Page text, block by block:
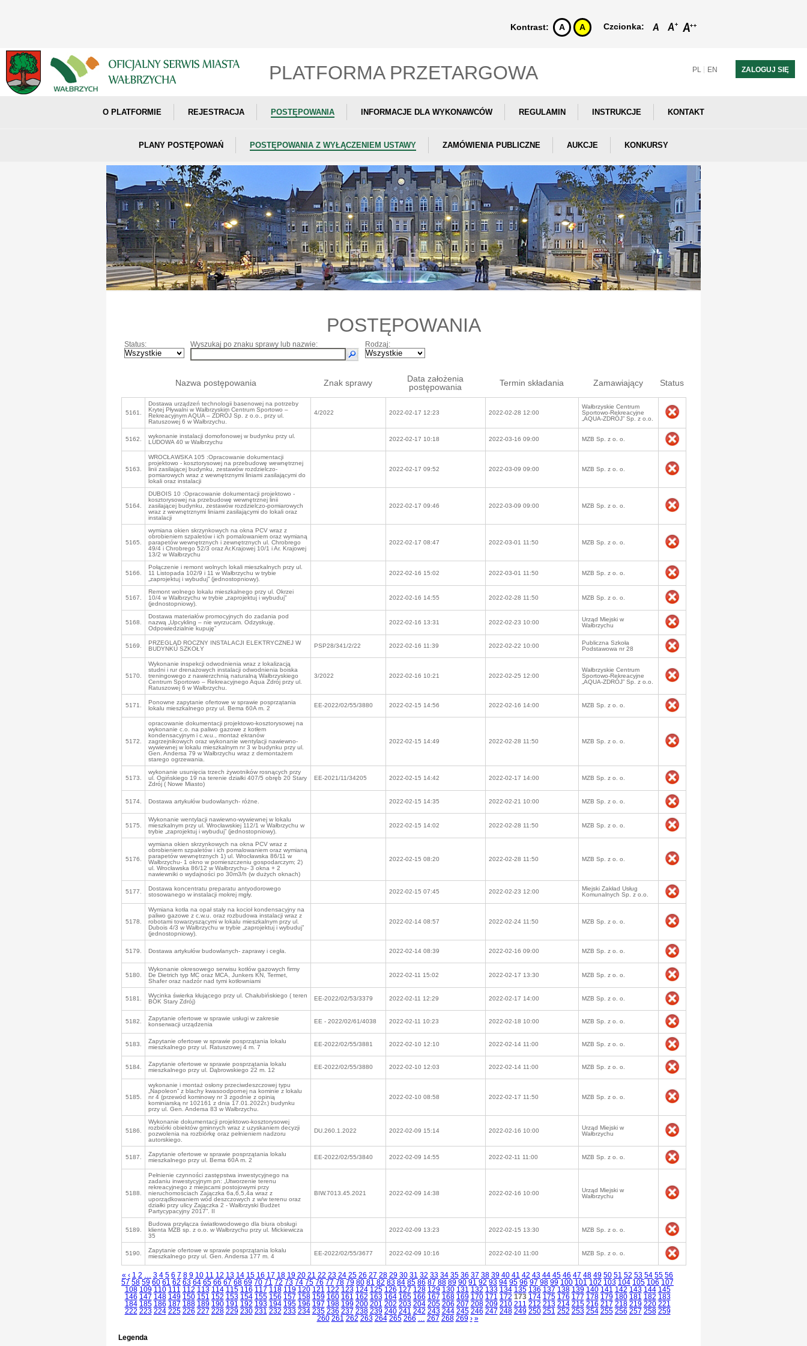
Czcionka:
Kontrast: A A
PLATFORMA PRZETARGOWA PL EN ZALOGUJ SIĘ
O PLATFORMIE REJESTRACJA POSTĘPOWANIA INFORMACJE DLA WYKONAWCÓW REGULAMIN INSTRUKCJE KONTAKT
PLANY POSTĘPOWAŃ POSTĘPOWANIA Z WYŁĄCZENIEM USTAWY ZAMÓWIENIA PUBLICZNE AUKCJE KONKURSY
POSTĘPOWANIA
Status: Wyszukaj po znaku sprawy lub nazwie: Rodzaj:
Nazwa postępowania Znak sprawy
Data założenia
postępowania
Termin składania Zamawiający Status
5161.
Dostawa urządzeń technologii basenowej na potrzeby
Krytej Pływalni w Wałbrzyskim Centrum Sportowo –
Rekreacyjnym AQUA – ZDRÓJ Sp. z o.o., przy ul.
Ratuszowej 6 w Wałbrzychu.
4/2022 2022-02-17 12:23 2022-02-28 12:00
Wałbrzyskie Centrum
Sportowo-Rekreacyjne
„AQUA-ZDRÓJ” Sp. z o.o.
5162.
wykonanie instalacji domofonowej w budynku przy ul.
LUDOWA 40 w Wałbrzychu
2022-02-17 10:18 2022-03-16 09:00 MZB Sp. z o. o.
5163.
WROCŁAWSKA 105 :Opracowanie dokumentacji
projektowo - kosztorysowej na przebudowę wewnętrznej
linii zasilającej budynku, zestawów rozdzielczo-
pomiarowych wraz z wewnętrznymi liniami zasilającymi do
lokali oraz instalacji
2022-02-17 09:52 2022-03-09 09:00 MZB Sp. z o. o.
5164.
DUBOIS 10 :Opracowanie dokumentacji projektowo -
kosztorysowej na przebudowę wewnętrznej linii
zasilającej budynku, zestawów rozdzielczo-pomiarowych
wraz z wewnętrznymi liniami zasilającymi do lokali oraz
instalacji
2022-02-17 09:46 2022-03-09 09:00 MZB Sp. z o. o.
5165.
wymiana okien skrzynkowych na okna PCV wraz z
obrobieniem szpaletów i ich pomalowaniem oraz wymianą
parapetów wewnętrznych i zewnętrznych ul. Chrobrego
49/4 i Chrobrego 52/3 oraz Ar.Krajowej 10/1 i Ar. Krajowej
13/2 w Wałbrzychu
2022-02-17 08:47 2022-03-01 11:50 MZB Sp. z o. o.
5166.
Połączenie i remont wolnych lokali mieszkalnych przy ul.
11 Listopada 102/9 i 11 w Wałbrzychu w trybie
„zaprojektuj i wybuduj” (jednostopniowy).
2022-02-16 15:02 2022-03-01 11:50 MZB Sp. z o. o.
5167.
Remont wolnego lokalu mieszkalnego przy ul. Okrzei
10/4 w Wałbrzychu w trybie „zaprojektuj i wybuduj”
(jednostopniowy).
2022-02-16 14:55 2022-02-28 11:50 MZB Sp. z o. o.
5168.
Dostawa materiałów promocyjnych do zadania pod
nazwą „Upcykling – nie wyrzucam. Odzyskuję.
Odpowiedzialnie kupuję”
2022-02-16 13:31 2022-02-23 10:00
Urząd Miejski w
Wałbrzychu
5169.
PRZEGLĄD ROCZNY INSTALACJI ELEKTRYCZNEJ W
BUDYNKU SZKOŁY
PSP28/341/2/22 2022-02-16 11:39 2022-02-22 10:00
Publiczna Szkoła
Podstawowa nr 28
5170.
Wykonanie inspekcji odwodnienia wraz z lokalizacją
studni i rur drenażowych instalacji odwodnienia boiska
treningowego z nawierzchnią naturalną Wałbrzyskiego
Centrum Sportowo – Rekreacyjnego Aqua Zdrój przy ul.
Ratuszowej 6 w Wałbrzychu.
3/2022 2022-02-16 10:21 2022-02-25 12:00
Wałbrzyskie Centrum
Sportowo-Rekreacyjne
„AQUA-ZDRÓJ” Sp. z o.o.
5171.
Ponowne zapytanie ofertowe w sprawie posprzątania
lokalu mieszkalnego przy ul. Bema 60A m. 2
EE-2022/02/55/3880 2022-02-15 14:56 2022-02-16 14:00 MZB Sp. z o. o.
5172.
opracowanie dokumentacji projektowo-kosztorysowej na
wykonanie c.o. na paliwo gazowe z kotłem
kondensacyjnym i c.w.u., montaż ekranów
zagrzejnikowych oraz wykonanie wentylacji nawiewno-
wywiewnej w lokalu mieszkalnym nr 3 w budynku przy ul.
Gen. Andersa 79 w Wałbrzychu wraz z demontażem
starego ogrzewania.
2022-02-15 14:49 2022-02-28 11:50 MZB Sp. z o. o.
5173.
wykonanie usunięcia trzech żywotników rosnących przy
ul. Ogińskiego 19 na terenie działki 407/5 obręb 20 Stary
Zdrój ( Nowe Miasto)
EE-2021/11/34205 2022-02-15 14:42 2022-02-17 14:00 MZB Sp. z o. o.
5174. Dostawa artykułów budowlanych- różne. 2022-02-15 14:35 2022-02-21 10:00 MZB Sp. z o. o.
5175.
Wykonanie wentylacji nawiewno-wywiewnej w lokalu
mieszkalnym przy ul. Wrocławskiej 112/1 w Wałbrzychu w
trybie „zaprojektuj i wybuduj” (jednostopniowy).
2022-02-15 14:02 2022-02-28 11:50 MZB Sp. z o. o.
5176.
wymiana okien skrzynkowych na okna PCV wraz z
obrobieniem szpaletów i ich pomalowaniem oraz wymianą
parapetów wewnętrznych 1) ul. Wrocławska 86/11 w
Wałbrzychu- 1 okno w pomieszczeniu gospodarczym; 2)
ul. Wrocławska 86/12 w Wałbrzychu- 3 okna + 2
nawiewniki o wydajności po 30m3/h (w dużych oknach)
2022-02-15 08:20 2022-02-28 11:50 MZB Sp. z o. o.
5177.
Dostawa koncentratu preparatu antyodorowego
stosowanego w instalacji mokrej mgły.
2022-02-15 07:45 2022-02-23 12:00
Miejski Zakład Usług
Komunalnych Sp. z o.o.
5178.
Wymiana kotła na opał stały na kocioł kondensacyjny na
paliwo gazowe z c.w.u. oraz rozbudowa instalacji wraz z
robotami towarzyszącymi w lokalu mieszkalnym przy ul.
Dubois 4/3 w Wałbrzychu w trybie „zaprojektuj i wybuduj”
(jednostopniowy).
2022-02-14 08:57 2022-02-24 11:50 MZB Sp. z o. o.
5179. Dostawa artykułów budowlanych- zaprawy i cegła. 2022-02-14 08:39 2022-02-16 09:00 MZB Sp. z o. o.
5180.
Wykonanie okresowego serwisu kotłów gazowych firmy
De Dietrich typ MC oraz MCA, Junkers KN, Termet,
Shafer oraz nadzór nad tymi kotłowniami
2022-02-11 15:02 2022-02-17 13:30 MZB Sp. z o. o.
5181.
Wycinka świerka kłującego przy ul. Chałubińskiego ( teren
BOK Stary Zdrój)
EE-2022/02/53/3379 2022-02-11 12:29 2022-02-17 14:00 MZB Sp. z o. o.
5182.
Zapytanie ofertowe w sprawie usługi w zakresie
konserwacji urządzenia
EE - 2022/02/61/4038 2022-02-11 10:23 2022-02-18 10:00 MZB Sp. z o. o.
5183.
Zapytanie ofertowe w sprawie posprzątania lokalu
mieszkalnego przy ul. Ratuszowej 4 m. 7
EE-2022/02/55/3881 2022-02-10 12:10 2022-02-14 11:00 MZB Sp. z o. o.
5184.
Zapytanie ofertowe w sprawie posprzątania lokalu
mieszkalnego przy ul. Dąbrowskiego 22 m. 12
EE-2022/02/55/3880 2022-02-10 12:03 2022-02-14 11:00 MZB Sp. z o. o.
5185.
wykonanie i montaż osłony przeciwdeszczowej typu
„Napoleon” z blachy kwasoodpornej na kominie z lokalu
nr 4 (przewód kominowy nr 3 zgodnie z opinią
kominiarską nr 102161 z dnia 17.01.2022r.) budynku
przy ul. Gen. Andersa 83 w Wałbrzychu.
2022-02-10 08:58 2022-02-17 11:50 MZB Sp. z o. o.
5186.
Wykonanie dokumentacji projektowo-kosztorysowej
rozbiórki obiektów gminnych wraz z uzyskaniem decyzji
pozwolenia na rozbiórkę oraz pełnieniem nadzoru
autorskiego.
DU.260.1.2022 2022-02-09 15:14 2022-02-16 10:00
Urząd Miejski w
Wałbrzychu
5187.
Zapytanie ofertowe w sprawie posprzątania lokalu
mieszkalnego przy ul. Bema 60A m. 2
EE-2022/02/55/3840 2022-02-09 14:55 2022-02-11 11:00 MZB Sp. z o. o.
5188.
Pełnienie czynności zastępstwa inwestycyjnego na
zadaniu inwestycyjnym pn: „Utworzenie terenu
rekreacyjnego z miejscami postojowymi przy
nieruchomościach Zajączka 6a,6,5,4a wraz z
uporządkowaniem wód deszczowych z w/w terenu oraz
działki przy ulicy Zajączka 2 - Wałbrzyski Budżet
Partycypacyjny 2017”. II
BIW.7013.45.2021 2022-02-09 14:38 2022-02-16 10:00
Urząd Miejski w
Wałbrzychu
5189.
Budowa przyłącza światłowodowego dla biura obsługi
klienta MZB sp. z o.o. w Wałbrzychu przy ul. Mickiewicza
35
2022-02-09 13:23 2022-02-15 13:30 MZB Sp. z o. o.
5190.
Zapytanie ofertowe w sprawie posprzątania lokalu
mieszkalnego przy ul. Gen. Andersa 177 m. 4
EE-2022/02/55/3677 2022-02-09 10:16 2022-02-10 11:00 MZB Sp. z o. o.
« ‹ 1 2 … 3 4 5 6 7 8 9 10 11 12 13 14 15 16 17 18 19 20 21 22 23 24 25 26 27 28 29 30 31 32 33 34 35 36 37 38 39 40 41 42 43 44 45 46 47 48 49 50 51 52 53 54 55 56
57 58 59 60 61 62 63 64 65 66 67 68 69 70 71 72 73 74 75 76 77 78 79 80 81 82 83 84 85 86 87 88 89 90 91 92 93 94 95 96 97 98 99 100 101 102 103 104 105 106 107
108 109 110 111 112 113 114 115 116 117 118 119 120 121 122 123 124 125 126 127 128 129 130 131 132 133 134 135 136 137 138 139 140 141 142 143 144 145
146 147 148 149 150 151 152 153 154 155 156 157 158 159 160 161 162 163 164 165 166 167 168 169 170 171 172 173 174 175 176 177 178 179 180 181 182 183
184 185 186 187 188 189 190 191 192 193 194 195 196 197 198 199 200 201 202 203 204 205 206 207 208 209 210 211 212 213 214 215 216 217 218 219 220 221
222 223 224 225 226 227 228 229 230 231 232 233 234 235 236 237 238 239 240 241 242 243 244 245 246 247 248 249 250 251 252 253 254 255 256 257 258 259
260 261 262 263 264 265 266 … 267 268 269 › »
Legenda